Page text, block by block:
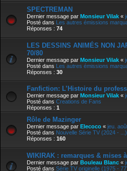
SPECTREMAN
Dernier message par Monsieur Vilak «
Posté dans Les autres émissions
Réponses : 74
LES DESSINS ANIMÉS NON
70/80
Dernier message par Monsieur Vilak «
Posté dans Les autres émissions
Réponses : 30
Fanfiction: L’Histoire du
Dernier message par Monsieur Vilak «
Posté dans Creations de Fans
Réponses : 1
Rôle de Mazinger
Dernier message par Elecoco « jeu.
Posté dans Nouvelle Série TV (2024 - ...)
Réponses : 160
WIKIRAK : remarques & mises
Dernier message par Bouleau Blanc «
Posté dans Série TV originelle (1975 -